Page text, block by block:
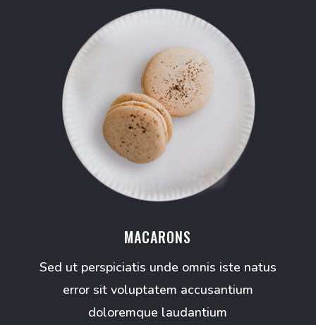
MACARONS
Sed ut perspiciatis unde omnis iste natus
error sit voluptatem accusantium
doloremque laudantium